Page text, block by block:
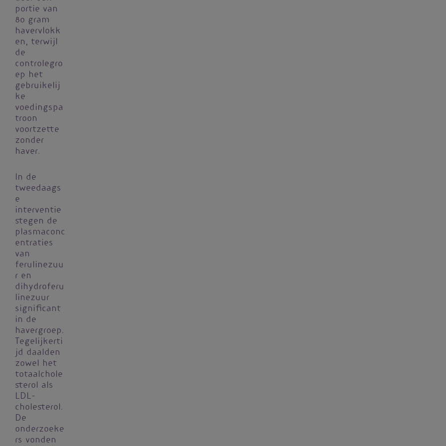
portie van
80 gram
havervlokk
en, terwijl
de
controlegro
ep het
gebruikelij
ke
voedingspa
troon
voortzette
zonder
haver.
In de
tweedaags
e
interventie
stegen de
plasmaconc
entraties
van
ferulinezuu
r en
dihydroferu
linezuur
significant
in de
havergroep.
Tegelijkerti
jd daalden
zowel het
totaalchole
sterol als
LDL-
cholesterol.
De
onderzoeke
rs vonden